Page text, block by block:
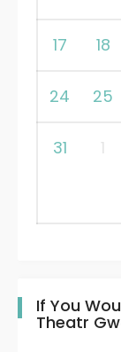
17 18
24 25
31 1
If You
Theatr